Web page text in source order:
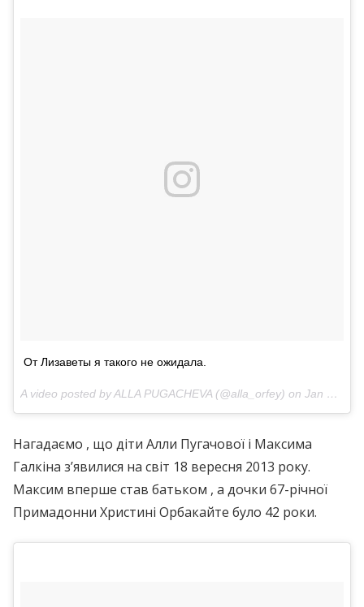
От Лизаветы я такого не ожидала.
A video posted by ALLA PUGACHEVA (@alla_orfey) on Jan 28, 2017 at 5:22am PST
Нагадаємо , що діти Алли Пугачової і Максима
Галкіна з’явилися на світ 18 вересня 2013 року.
Максим вперше став батьком , а дочки 67-річної
Примадонни Христині Орбакайте було 42 роки.